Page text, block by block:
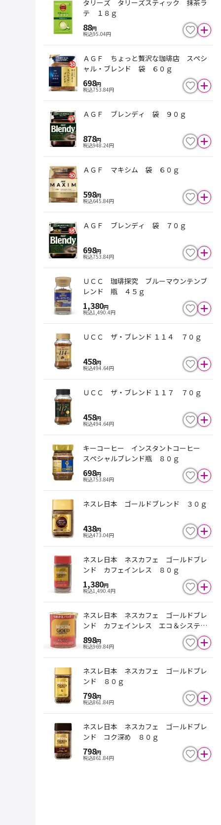
タリーズ タリーズスティック 抹茶ラ
テ １８ｇ
88円
税込95.04円
ＡＧＦ ちょっと贅沢な珈琲店 スペシ
ャル・ブレンド 袋 ６０ｇ
698円
税込753.84円
ＡＧＦ ブレンディ 袋 ９０ｇ
878円
税込948.24円
ＡＧＦ マキシム 袋 ６０ｇ
598円
税込645.84円
ＡＧＦ ブレンディ 袋 ７０ｇ
698円
税込753.84円
ＵＣＣ 珈琲探究 ブルーマウンテンブ
レンド 瓶 ４５ｇ
1,380円
税込1,490.4円
ＵＣＣ ザ・ブレンド １１４ ７０ｇ
458円
税込494.64円
ＵＣＣ ザ・ブレンド １１７ ７０ｇ
458円
税込494.64円
キーコーヒー インスタントコーヒー
スペシャルブレンド瓶 ８０ｇ
698円
税込753.84円
ネスレ日本 ゴールドブレンド ３０ｇ
438円
税込473.04円
ネスレ日本 ネスカフェ ゴールドブレ
ンド カフェインレス ８０ｇ
1,380円
税込1,490.4円
ネスレ日本 ネスカフェ ゴールドブレ
ンド カフェインレス エコ＆システム
パック 詰替 ６０ｇ
898円
税込969.84円
ネスレ日本 ネスカフェ ゴールドブレ
ンド ８０ｇ
798円
税込861.84円
ネスレ日本 ネスカフェ ゴールドブレ
ンド コク深め ８０ｇ
798円
税込861.84円